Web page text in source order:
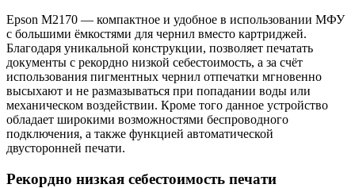
Epson М2170 — компактное и удобное в использовании МФУ
с большими ёмкостями для чернил вместо картриджей.
Благодаря уникальной конструкции, позволяет печатать
документы с рекордно низкой себестоимость, а за счёт
использования пигментных чернил отпечатки мгновенно
высыхают и не размазываться при попадании воды или
механическом воздействии. Кроме того данное устройство
обладает широкими возможностями беспроводного
подключения, а также функцией автоматической
двусторонней печати.
Рекордно низкая себестоимость печати